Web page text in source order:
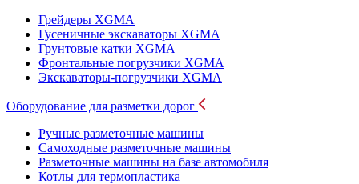
Грейдеры XGMA
Гусеничные экскаваторы XGMA
Грунтовые катки XGMA
Фронтальные погрузчики XGMA
Экскаваторы-погрузчики XGMA
Оборудование для разметки дорог
Ручные разметочные машины
Самоходные разметочные машины
Разметочные машины на базе автомобиля
Котлы для термопластика